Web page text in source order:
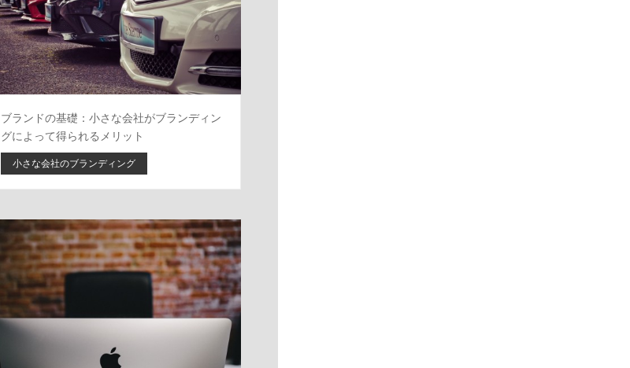
ブランドの基礎：小さな会社がブランディン
グによって得られるメリット
小さな会社のブランディング